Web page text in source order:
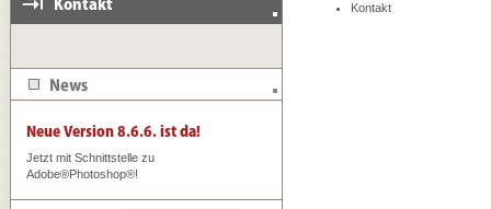
Jetzt mit Schnittstelle zu
Adobe®Photoshop®!
Kontakt